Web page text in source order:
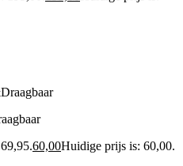
60,00Huidige prijs is: 60,00.